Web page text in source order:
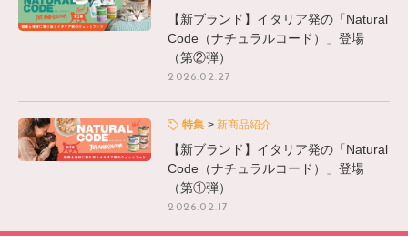
【新ブランド】イタリア発の「Natural
Code（ナチュラルコード）」登場
（第②弾）
2026.02.27
特集 新商品紹介
【新ブランド】イタリア発の「Natural
Code（ナチュラルコード）」登場
（第①弾）
2026.02.17